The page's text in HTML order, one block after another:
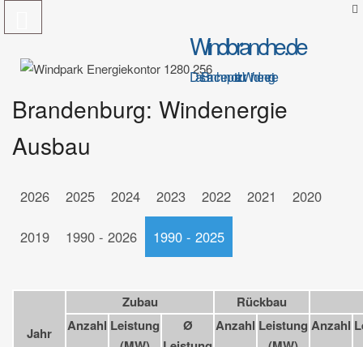
Windbranche.de
Das Branchenportal zur Windenergie
Brandenburg: Windenergie
Ausbau
2026 2025 2024 2023 2022 2021 2020
2019 1990 - 2026 1990 - 2025
Jahr
Zubau
Rückbau
Anzahl Leistung
Ø
Anzahl Leistung Anzahl